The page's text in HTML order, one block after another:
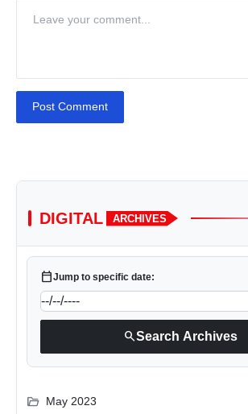
Post Comment
DIGITAL ARCHIVES
calendar_todayJump to specific date:
searchSearch Archives
folder_open May 2023